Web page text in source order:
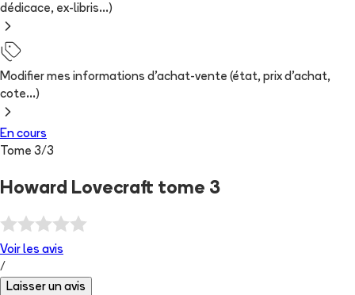
dédicace, ex-libris...)
Modifier mes informations d'achat-vente (état, prix d'achat,
cote...)
En cours
Tome 3/3
Howard Lovecraft tome 3
Voir les avis
/
Laisser un avis